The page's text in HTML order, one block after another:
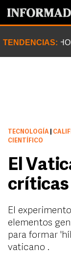
TENDENCIAS:
TECNOLOGÍA
CIENTÍFICO
El
críticas
El
elementos
para formar
vaticano .